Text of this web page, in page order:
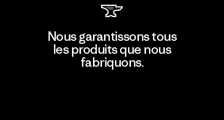
Nous garantissons tous
les produits que nous
fabriquons.